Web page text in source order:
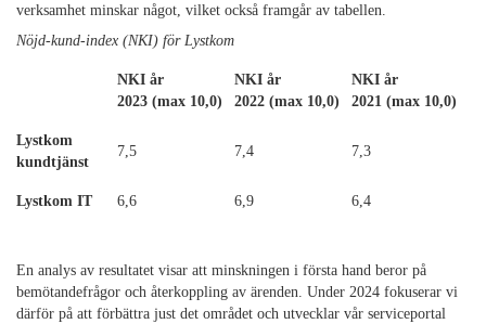
verksamhet minskar något, vilket också framgår av tabellen.
Nöjd-kund-index (NKI) för Lystkom
NKI år
2023 (max 10,0)
NKI år
2022 (max 10,0)
NKI år
2021 (max 10,0)
Lystkom
kundtjänst
7,5 7,4 7,3
Lystkom IT 6,6 6,9 6,4
En analys av resultatet visar att minskningen i första hand beror på
bemötandefrågor och återkoppling av ärenden. Under 2024 fokuserar vi
därför på att förbättra just det området och utvecklar vår serviceportal